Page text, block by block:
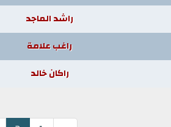
راشد الماجد
راغب علامة
راكان خالد